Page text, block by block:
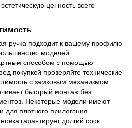
ценность всего
ручка подходит к вашему профилю
моделей
способом с помощью
покупкой проверяйте технические
с замковым механизмом.
быстрый монтаж без
Некоторые модели имеют
для плотного прилегания.
гарантирует долгий срок